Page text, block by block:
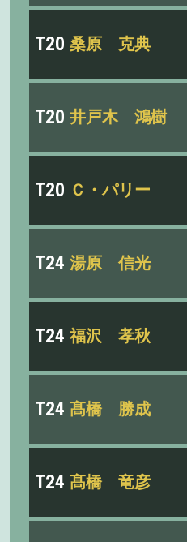
T20 桑原 克典
T20 井戸木 鴻樹
T20 Ｃ・パリー
T24 湯原 信光
T24 福沢 孝秋
T24 髙橋 勝成
T24 髙橋 竜彦